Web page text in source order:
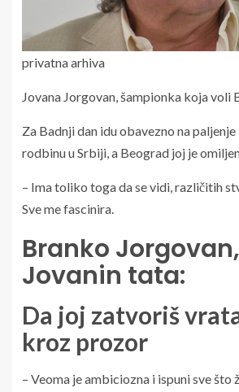
privatna arhiva
Jovana Jorgovan, šampionka koja voli
Za Badnji dan idu obavezno na
rodbinu u Srbiji, a Beograd joj je
– Ima toliko toga da se vidi, različitih
Sve me fascinira.
Branko Jorgovan,
Jovanin tata:
Da joj zatvoriš
kroz prozor
– Veoma je ambiciozna i ispuni sve što